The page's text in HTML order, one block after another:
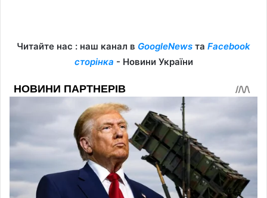
Читайте нас : наш канал в GoogleNews та Facebook
сторінка - Новини України